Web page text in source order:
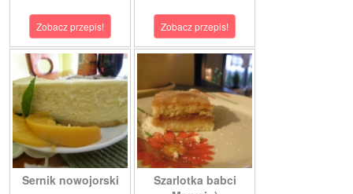
Zobacz przepis! Zobacz przepis!
Sernik nowojorski
Szarlotka babci